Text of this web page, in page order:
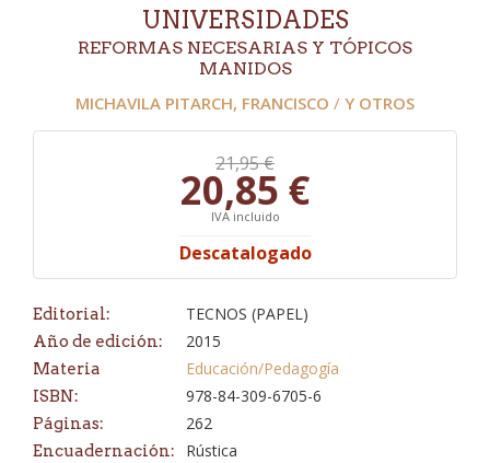
UNIVERSIDADES
REFORMAS NECESARIAS Y TÓPICOS
MANIDOS
MICHAVILA PITARCH, FRANCISCO / Y OTROS
21,95 €
20,85 €
IVA incluido
Descatalogado
Editorial: TECNOS (PAPEL)
Año de edición: 2015
Materia Educación/Pedagogía
ISBN: 978-84-309-6705-6
Páginas: 262
Encuadernación: Rústica